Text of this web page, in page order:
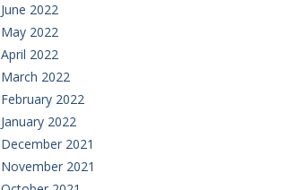
June 2022
May 2022
April 2022
March 2022
February 2022
January 2022
December 2021
November 2021